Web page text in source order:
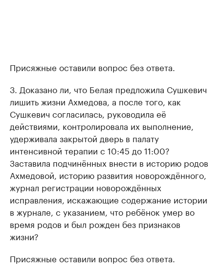
Присяжные оставили вопрос без ответа.
3. Доказано ли, что Белая предложила Сушкевич
лишить жизни Ахмедова, а после того, как
Сушкевич согласилась, руководила её
действиями, контролировала их выполнение,
удерживала закрытой дверь в палату
интенсивной терапии с 10:45 до 11:00?
Заставила подчинённых внести в историю родов
Ахмедовой, историю развития новорождённого,
журнал регистрации новорождённых
исправления, искажающие содержание истории
в журнале, с указанием, что ребёнок умер во
время родов и был рожден без признаков
жизни?
Присяжные оставили вопрос без ответа.